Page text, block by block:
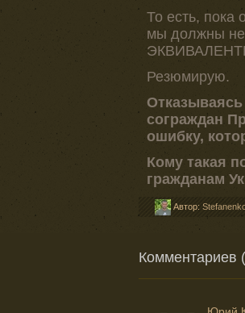
То есть, пока
мы должны
Резюмирую.
сограждан
ошибку,
Кому такая
гражданам
Автор:
Комментариев